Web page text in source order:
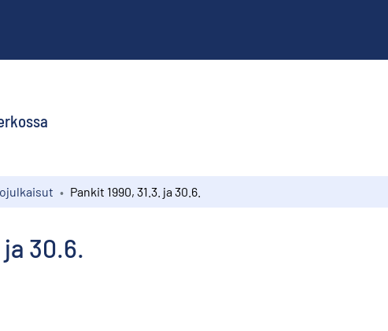
Pankit 1990, 31.3. ja 30.6.
ja 30.6.